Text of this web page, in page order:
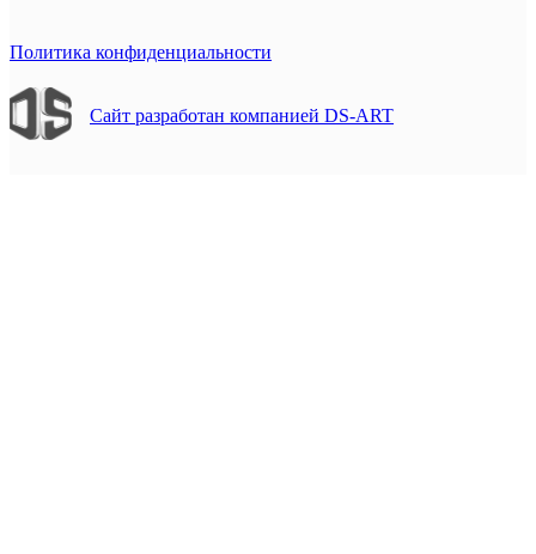
Политика конфиденциальности
Сайт разработан компанией DS-ART